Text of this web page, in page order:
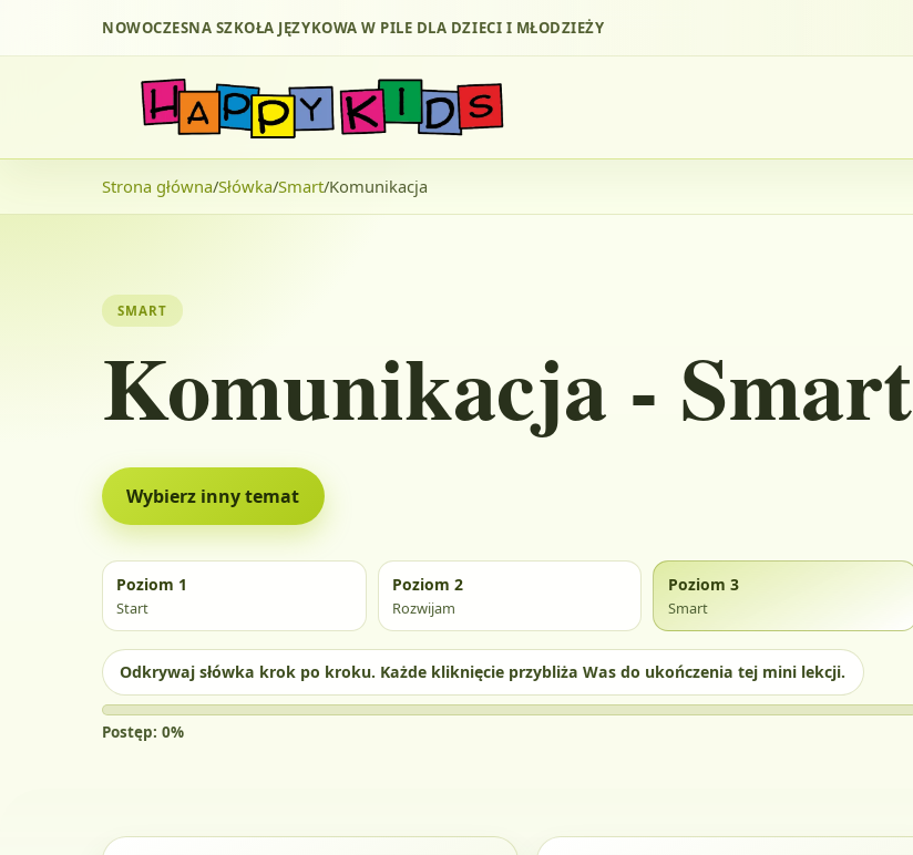
NOWOCZESNA SZKOŁA JĘZYKOWA W PILE DLA DZIECI I MŁODZIEŻY
Strona główna/Słówka/Smart/Komunikacja
SMART
Komunikacja - Smart
Wybierz inny temat
Poziom 1
Start
Poziom 2
Rozwijam
Poziom 3
Smart
Odkrywaj słówka krok po kroku. Każde kliknięcie przybliża Was do ukończenia tej mini lekcji.
Postęp: 0%